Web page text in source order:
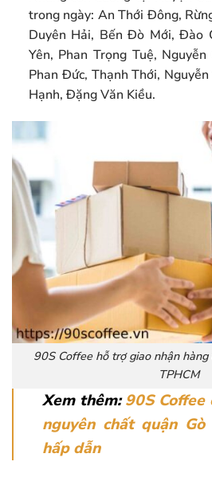
trong ngày: An Thới Đông,
Duyên Hải, Bến Đò Mới, Đào
Yên, Phan Trọng Tuệ,
Phan Đức, Thạnh Thới,
Hạnh, Đặng Văn Kiều.
90S Coffee hỗ trợ giao nhận
TPHCM
Xem thêm:90S Coffee
nguyên chất quận
hấp dẫn